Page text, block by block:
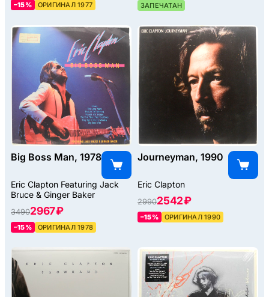
–15% ОРИГИНАЛ 1977
ЗАПЕЧАТАН
Big Boss Man, 1978
Eric Clapton Featuring Jack
Bruce & Ginger Baker
34902967 ₽
–15% ОРИГИНАЛ 1978
Journeyman, 1990
Eric Clapton
29902542 ₽
–15% ОРИГИНАЛ 1990